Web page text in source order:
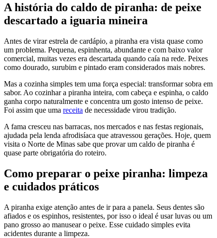
A história do caldo de piranha: de peixe
descartado a iguaria mineira
Antes de virar estrela de cardápio, a piranha era vista quase como
um problema. Pequena, espinhenta, abundante e com baixo valor
comercial, muitas vezes era descartada quando caía na rede. Peixes
como dourado, surubim e pintado eram considerados mais nobres.
Mas a cozinha simples tem uma força especial: transformar sobra em
sabor. Ao cozinhar a piranha inteira, com cabeça e espinha, o caldo
ganha corpo naturalmente e concentra um gosto intenso de peixe.
Foi assim que uma receita de necessidade virou tradição.
A fama cresceu nas barracas, nos mercados e nas festas regionais,
ajudada pela lenda afrodisíaca que atravessou gerações. Hoje, quem
visita o Norte de Minas sabe que provar um caldo de piranha é
quase parte obrigatória do roteiro.
Como preparar o peixe piranha: limpeza
e cuidados práticos
A piranha exige atenção antes de ir para a panela. Seus dentes são
afiados e os espinhos, resistentes, por isso o ideal é usar luvas ou um
pano grosso ao manusear o peixe. Esse cuidado simples evita
acidentes durante a limpeza.